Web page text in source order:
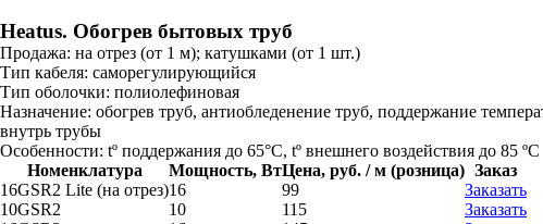
Heatus. Обогрев бытовых труб
Продажа: на отрез (от 1 м); катушками (от 1 шт.)
Тип кабеля: саморегулирующийся
Тип оболочки: полиолефиновая
Назначение: обогрев труб, антиобледенение труб, поддержание
внутрь трубы
Особенности: tº поддержания до 65°C, tº внешнего воздействия до 85 ºС
Номенклатура
Мощность, ВтЦена, руб. / м (розница) Заказ
16GSR2 Lite (на отрез)16 99
Заказать
10GSR2
10 115
Заказать